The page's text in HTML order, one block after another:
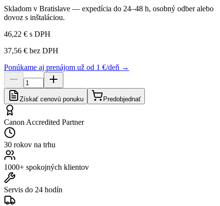
Skladom v Bratislave — expedícia do 24–48 h, osobný odber alebo
dovoz s inštaláciou.
46,22 € s DPH
37,56 € bez DPH
Ponúkame aj prenájom už od 1 €/deň →
Získať cenovú ponuku Predobjednať
Canon Accredited Partner
30 rokov na trhu
1000+ spokojných klientov
Servis do 24 hodín